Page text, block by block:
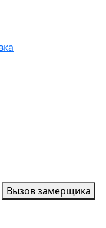
Вызов замерщика